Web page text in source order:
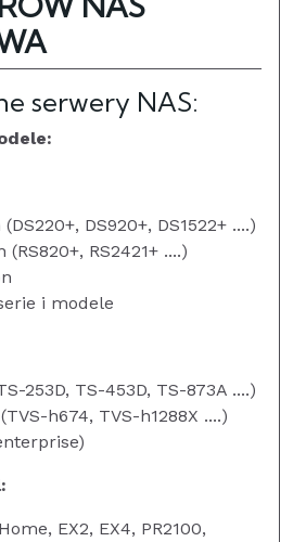
serwery NAS:
DS920+, DS1522+ ....)
(RS820+, RS2421+ ....)
i modele
253D, TS-453D, TS-873A ....)
h674, TVS-h1288X ....)
EX2, EX4, PR2100,